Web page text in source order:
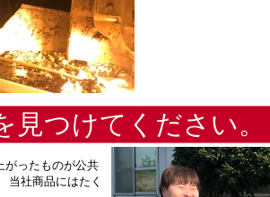
見つけてください。
がったものが公共
当社商品にはたく